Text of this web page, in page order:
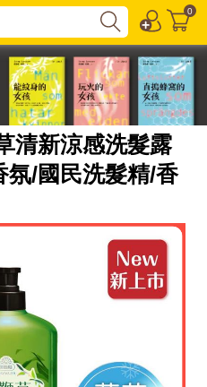
0
清新涼感洗髮露
/國民洗髮精/香